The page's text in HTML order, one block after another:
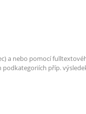
a nebo pomocí
příp.